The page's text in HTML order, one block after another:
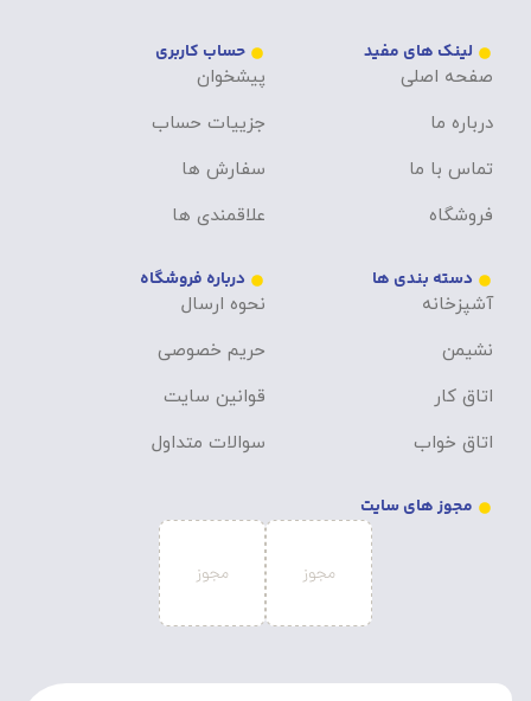
لینک های مفید
صفحه اصلی
درباره ما
تماس با ما
فروشگاه
حساب کاربری
پیشخوان
جزییات حساب
سفارش ها
علاقمندی ها
دسته بندی ها
آشپزخانه
نشیمن
اتاق کار
اتاق خواب
درباره فروشگاه
نحوه ارسال
حریم خصوصی
قوانین سایت
سوالات متداول
مجوز های سایت